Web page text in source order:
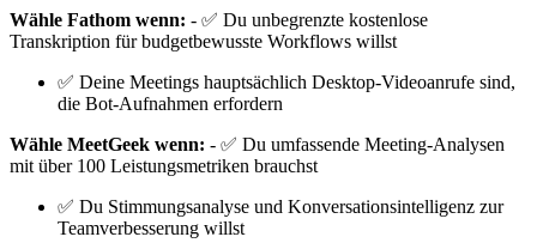
Wähle Fathom wenn: - ✅ Du unbegrenzte kostenlose
Transkription für budgetbewusste Workflows willst
✅ Deine Meetings hauptsächlich Desktop-Videoanrufe sind,
die Bot-Aufnahmen erfordern
Wähle MeetGeek wenn: - ✅ Du umfassende Meeting-Analysen
mit über 100 Leistungsmetriken brauchst
✅ Du Stimmungsanalyse und Konversationsintelligenz zur
Teamverbesserung willst